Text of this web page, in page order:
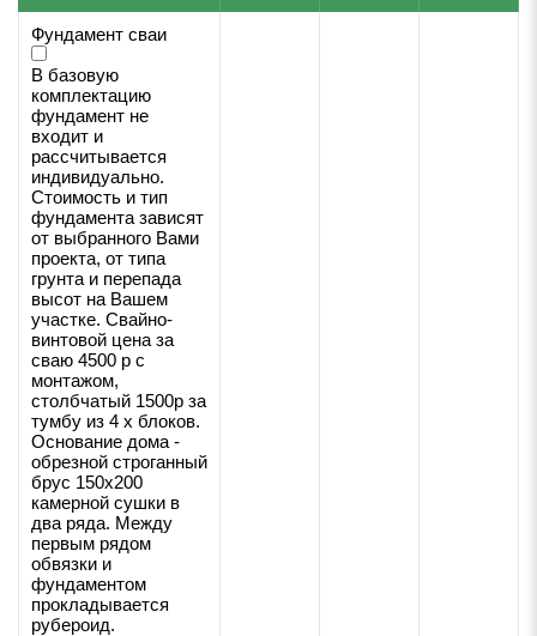
Фундамент сваи
В базовую
комплектацию
фундамент не
входит и
рассчитывается
индивидуально.
Стоимость и тип
фундамента зависят
от выбранного Вами
проекта, от типа
грунта и перепада
высот на Вашем
участке. Свайно-
винтовой цена за
сваю 4500 р с
монтажом,
столбчатый 1500р за
тумбу из 4 х блоков.
Основание дома -
обрезной строганный
брус 150х200
камерной сушки в
два ряда. Между
первым рядом
обвязки и
фундаментом
прокладывается
рубероид.